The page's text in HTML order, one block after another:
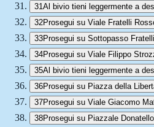
31Al bivio tieni leggermente a
32Prosegui su Viale Fratelli
33Prosegui su Sottopasso
34Prosegui su Viale Filippo
35Al bivio tieni leggermente a
36Prosegui su Piazza della
37Prosegui su Viale Giacomo
38Prosegui su Piazzale Donatello